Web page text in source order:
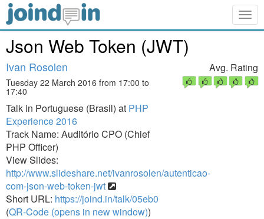
Json Web Token (JWT)
Ivan Rosolen
Tuesday 22 March 2016 from 17:00 to
17:40
Talk in Portuguese (Brasil) at PHP
Experience 2016
Track Name: Auditório CPO (Chief
PHP Officer)
View Slides:
http://www.slideshare.net/ivanrosolen/autenticao-
com-json-web-token-jwt
Short URL: https://joind.in/talk/05eb0
(QR-Code (opens in new window))
Avg. Rating